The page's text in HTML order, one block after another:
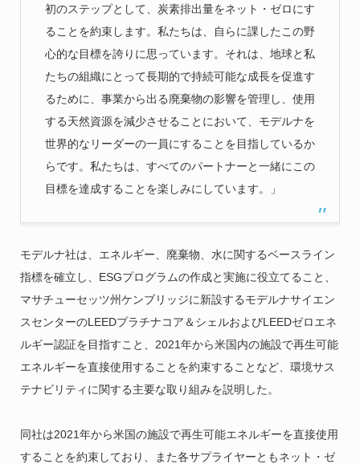
初のステップとして、炭素排出量をネット・ゼロにす
ることを約束します。私たちは、自らに課したこの野
心的な目標を誇りに思っています。それは、地球と私
たちの組織にとって長期的で持続可能な成長を促進す
るために、事業から出る廃棄物の影響を管理し、使用
する天然資源を減少させることにおいて、モデルナを
世界的なリーダーの一員にすることを目指しているか
らです。私たちは、すべてのパートナーと一緒にこの
目標を達成することを楽しみにしています。」
モデルナ社は、エネルギー、廃棄物、水に関するベースライン
指標を確立し、ESGプログラムの作成と実施に役立てること、
マサチューセッツ州ケンブリッジに新設するモデルナサイエン
スセンターのLEEDプラチナコア＆シェルおよびLEEDゼロエネ
ルギー認証を目指すこと、2021年から米国内の施設で再生可能
エネルギーを直接使用することを約束することなど、環境サス
テナビリティに関する主要な取り組みを説明した。
同社は2021年から米国の施設で再生可能エネルギーを直接使用
することを約束しており、また各サプライヤーともネット・ゼ